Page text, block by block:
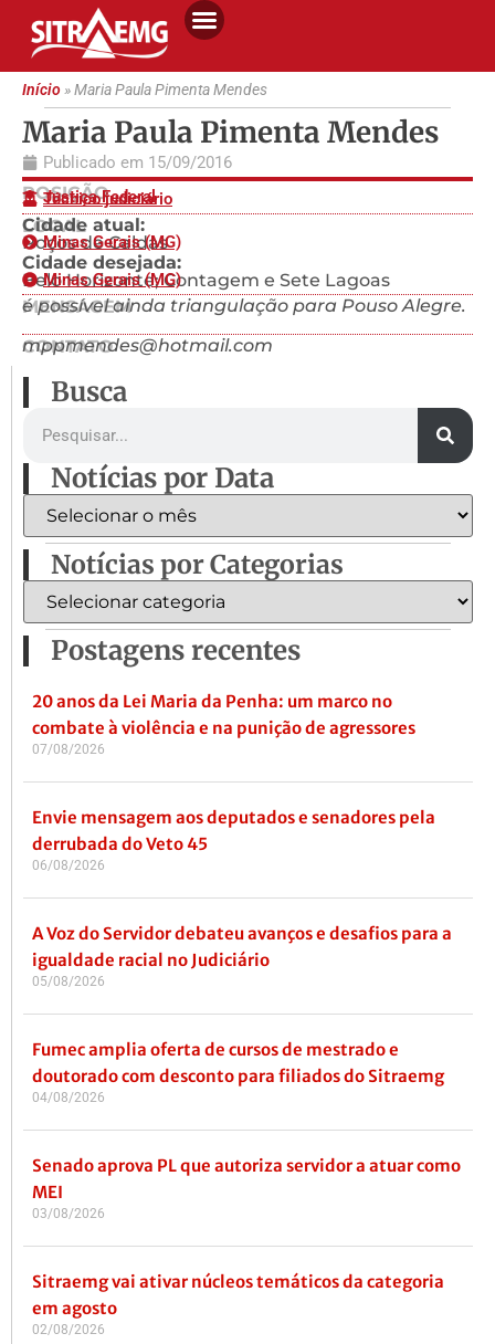
Início»Maria Paula Pimenta Mendes
Maria Paula Pimenta Mendes
Publicado em 15/09/2016
POSIÇÃO
Justiça Federal
Técnico judiciário
LOCAL
Cidade atual:
Poços de Caldas
Minas Gerais (MG)
Cidade desejada:
Belo Horizonte; Contagem e Sete Lagoas
Minas Gerais (MG)
MENSAGEM
é possível ainda triangulação para Pouso Alegre.
CONTATO
mppmendes@hotmail.com
Busca
Notícias por Data
Notícias por Categorias
Postagens recentes
20 anos da Lei Maria da Penha: um marco no
combate à violência e na punição de agressores
07/08/2026
Envie mensagem aos deputados e senadores pela
derrubada do Veto 45
06/08/2026
A Voz do Servidor debateu avanços e desafios para a
igualdade racial no Judiciário
05/08/2026
Fumec amplia oferta de cursos de mestrado e
doutorado com desconto para filiados do Sitraemg
04/08/2026
Senado aprova PL que autoriza servidor a atuar como
MEI
03/08/2026
Sitraemg vai ativar núcleos temáticos da categoria
em agosto
02/08/2026